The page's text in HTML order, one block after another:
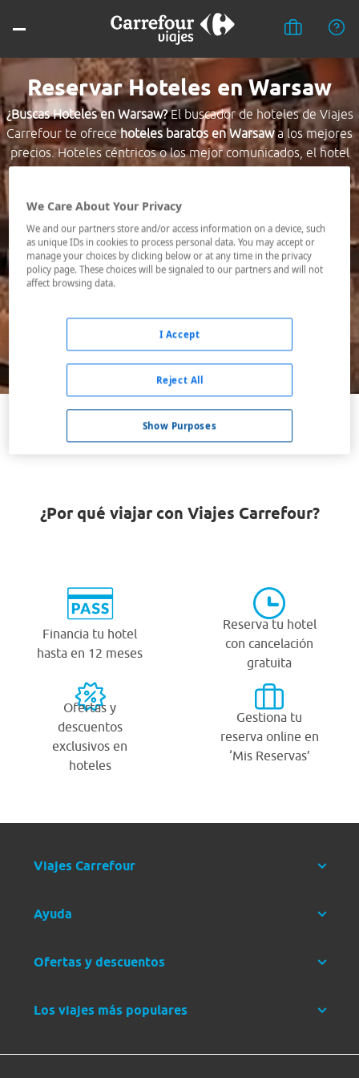
Reservar Hoteles en Warsaw
¿Buscas Hoteles en Warsaw?El buscador de hoteles de Viajes
Carrefour te ofrecehoteles baratos en Warsawa los mejores
precios. Hoteles céntricos o los mejor comunicados, el hotel
que busques nosotros te lo encontramos al mejor precio.
Destino *
Fechas *
06/08/2026 - 07/08/2026
Buscar
VER TODOS LOS HOTELES BARATOS EN WARSAW
¿Por qué viajar con Viajes Carrefour?
Financia tu hotel
hasta en 12 meses
Reserva tu hotel
con cancelación
gratuita
Ofertas y
descuentos
exclusivos en
hoteles
Gestiona tu
reserva online en
‘Mis Reservas’
Viajes Carrefour
Ayuda
Ofertas y descuentos
Los viajes más populares
We Care About Your Privacy
We and our partners store and/or access information on a device, such
as unique IDs in cookies to process personal data. You may accept or
manage your choices by clicking below or at any time in the privacy
policy page. These choices will be signaled to our partners and will not
affect browsing data.
Show Purposes
Reject All
I Accept